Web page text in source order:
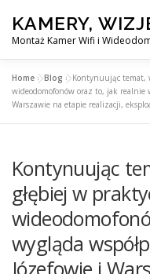
content
KAMERY,
Montaż Kamer Wifi i
GŁÓWNA
MONTAŻU WIZJERÓW
KONTAKT
Home »Blog »Kontynuując temat,
wideodomofonów oraz to, jak realnie
Warszawie na etapie realizacji,
Kontynuując
głębiej w
wygląda
Józefowie i